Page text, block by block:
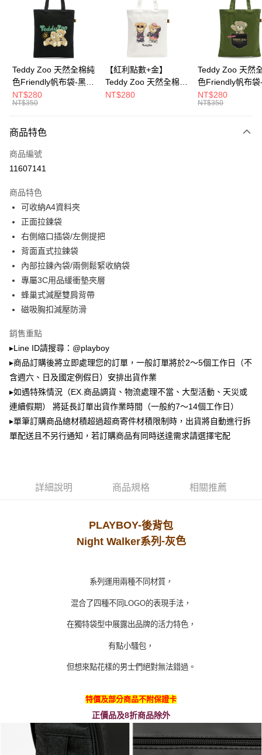
Apple Pay
街口支付
大哥付你分期
相關說明
2.付款方式選擇「大哥付你分期」，訂單成立後會自動跳轉到大哥付的交易
成交易。
3.實際核准額度、可分期數及費用金額請依後續交易確認頁面所載為準。
消。如遇「轉專審核」未通過狀況，表示未達大哥付你分期系統評分，恕無
法說明評估內容。
【繳款方式說明】
1.分期款項不併入電信帳單，「大哥付你分期」於每月結算日後寄送繳費提
2.透過簡訊連結打開帳單後，可選擇「超商條碼／台灣大直營門市／銀行轉
帳／街口支付／iPASS MONEY」等通路繳費。
【注意事項】
1.本服務係由「台灣大哥大股份有限公司」（以下簡稱本公司）所提供，讓
用戶於交易時，得透過本服務購買商品或服務，並由商店將買賣／分期付款
2.基於同意付款使用「大哥付你分期」之契約關係目的，商店將以您的個人
由本公司與您本人進行分期帳單所需資料之確認、核對及更正。
3.完整用戶服務條款，請詳閱以下連結：
運送方式
全家取貨付款
付款後全家取貨
每筆NT$100，滿NT$700(含以上)免運費
每筆NT$100，滿NT$900(含以上)免運費
付款後萊爾富取貨
每筆NT$100，滿NT$700(含以上)免運費
每筆NT$100，滿NT$900(含以上)免運費
付款後7-11取貨
每筆NT$100，滿NT$700(含以上)免運費
宅配
每筆NT$100，滿NT$700(含以上)免運費
Teddy Zoo 天然全棉純
色Friendly帆布袋-黑色
(TZB107)
NT$280
NT$350
【紅利點數+金】
Teddy Zoo 天然全棉純
色Friendly帆布袋-白色
NT$280
Teddy Zoo 天然
色Friendly帆布袋
色(TZB107)
NT$280
NT$350
商品特色
商品編號
11607141
商品特色
可收納A4資料夾
正面拉鍊袋
右側縮口插袋/左側提把
背面直式拉鍊袋
內部拉鍊內袋/兩側鬆緊收納袋
專屬3C用品緩衝墊夾層
蜂巢式減壓雙肩背帶
磁吸胸扣減壓防滑
銷售重點
▸Line ID請搜尋：@playboy
▸商品訂購後將立即處理您的訂單，一般訂單將於2～5個工作日（不
含週六、日及國定例假日）安排出貨作業
▸如遇特殊情況（EX.商品調貨、物流處理不當、大型活動、天災或
連續假期） 將延長訂單出貨作業時間（一般約7～14個工作日）
▸單筆訂購商品總材積超過超商寄件材積限制時，出貨將自動進行拆
單配送且不另行通知，若訂購商品有同時送達需求請選擇宅配
詳細說明 商品規格 相關推薦
PLAYBOY-後背包
Night Walker系列 -灰色
系列運用兩種不同材質，
混合了四種不同LOGO的表現手法，
在獨特袋型中展露出品牌的活力特色，
有點小騷包，
但想來點花樣的男士們絕對無法錯過。
特價及部分商品不附保證卡
正價品及8折商品除外